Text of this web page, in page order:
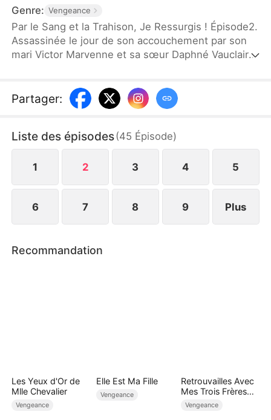
Genre: Vengeance
Par le Sang et la Trahison, Je Ressurgis ! Épisode2.
Assassinée le jour de son accouchement par son
mari Victor Marvenne et sa sœur Daphné Vauclair,
Substitution Vitale. Elle renaît. Son pouvoir se mue
en Ascension du Sang. Victor a, lui aussi, connu la
épouse Théon Arno, Roi des Thériens. Sa
vengeance commence.
Partager:
Liste des épisodes(45 Épisode)
1 2 3 4 5
6 7 8 9 Plus
Recommandation
Les Yeux d'Or de
Mlle Chevalier
Vengeance
Elle Est Ma Fille
Vengeance
Retrouvailles Avec
Mes Trois Frères
Milliardaires
Vengeance